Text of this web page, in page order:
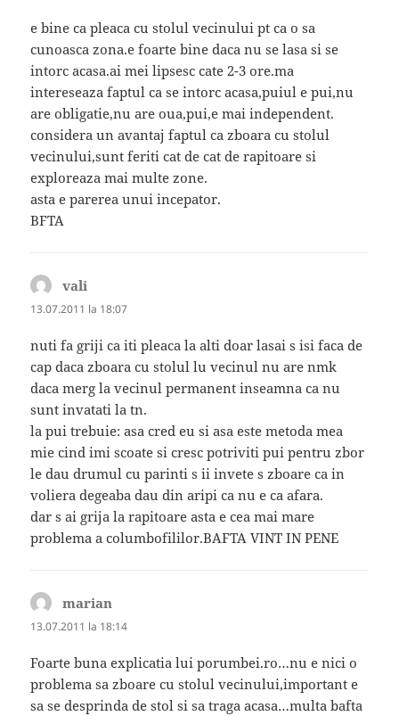
e bine ca pleaca cu stolul vecinului pt ca o sa
cunoasca zona.e foarte bine daca nu se lasa si se
intorc acasa.ai mei lipsesc cate 2-3 ore.ma
intereseaza faptul ca se intorc acasa,puiul e pui,nu
are obligatie,nu are oua,pui,e mai independent.
considera un avantaj faptul ca zboara cu stolul
vecinului,sunt feriti cat de cat de rapitoare si
exploreaza mai multe zone.
asta e parerea unui incepator.
BFTA
vali
13.07.2011 la 18:07
nuti fa griji ca iti pleaca la alti doar lasai s isi faca de
cap daca zboara cu stolul lu vecinul nu are nmk
daca merg la vecinul permanent inseamna ca nu
sunt invatati la tn.
la pui trebuie: asa cred eu si asa este metoda mea
mie cind imi scoate si cresc potriviti pui pentru zbor
le dau drumul cu parinti s ii invete s zboare ca in
voliera degeaba dau din aripi ca nu e ca afara.
dar s ai grija la rapitoare asta e cea mai mare
problema a columbofililor.BAFTA VINT IN PENE
marian
13.07.2011 la 18:14
Foarte buna explicatia lui porumbei.ro…nu e nici o
problema sa zboare cu stolul vecinului,important e
sa se desprinda de stol si sa traga acasa…multa bafta